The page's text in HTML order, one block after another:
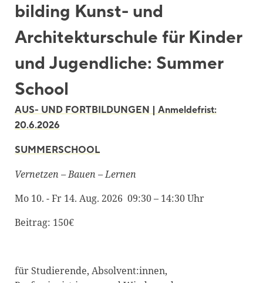
bilding Kunst- und
Architekturschule für Kinder
und Jugendliche: Summer
School
AUS- UND FORTBILDUNGEN | Anmeldefrist:
20.6.2026
SUMMERSCHOOL
Vernetzen – Bauen – Lernen
Mo 10. - Fr 14. Aug. 2026 09:30 – 14:30 Uhr
Beitrag: 150€
für Studierende, Absolvent:innen,
Blackboard
Bibliothek
Newsletter